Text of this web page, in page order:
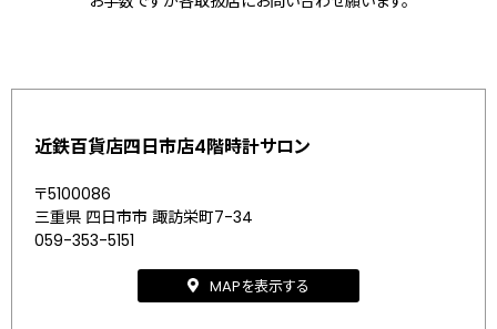
近鉄百貨店四日市店4階時計サロン
〒5100086
三重県 四日市市 諏訪栄町7-34
059-353-5151
MAPを表示する